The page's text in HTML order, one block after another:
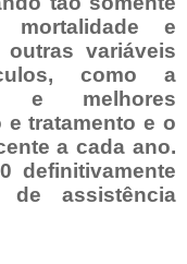
e
outras variáveis
como a
e melhores
tratamento e o
a cada ano.
definitivamente
assistência